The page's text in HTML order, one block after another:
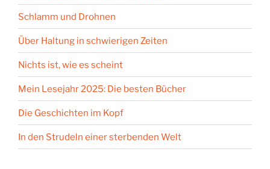
Schlamm und Drohnen
Über Haltung in schwierigen Zeiten
Nichts ist, wie es scheint
Mein Lesejahr 2025: Die besten Bücher
Die Geschichten im Kopf
In den Strudeln einer sterbenden Welt